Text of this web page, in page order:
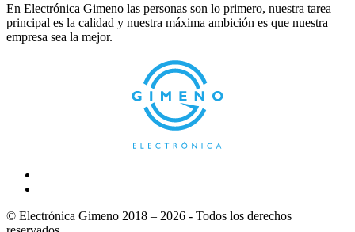
En Electrónica Gimeno las personas son lo primero, nuestra tarea
principal es la calidad y nuestra máxima ambición es que nuestra
empresa sea la mejor.
© Electrónica Gimeno 2018 – 2026 - Todos los derechos